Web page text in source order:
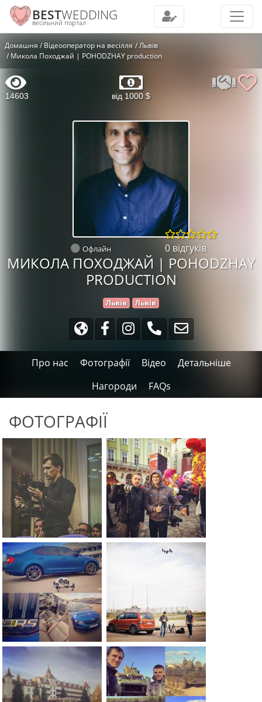
BESTWEDDING
весільний портал
Домашня Відеооператор на весілля
Львів
Микола Походжай | POHODZHAY production
14603 від 1000 $
Офлайн 0 відгуків
МИКОЛА ПОХОДЖАЙ | POHODZHAY
PRODUCTION
Львів Львів
Про нас Фотографії Відео
Детальніше
Нагороди
FAQs
ФОТОГРАФІЇ